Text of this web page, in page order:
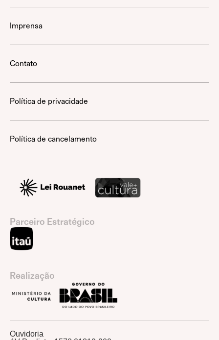
Imprensa
Contato
Política de privacidade
Política de cancelamento
Parceiro Estratégico
Realização
Ouvidoria